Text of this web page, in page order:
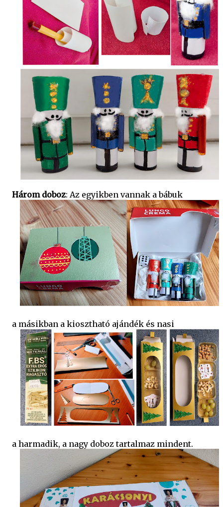
Három doboz: Az egyikben vannak a bábuk
a másikban a kiosztható ajándék és nasi
a harmadik, a nagy doboz tartalmaz mindent.